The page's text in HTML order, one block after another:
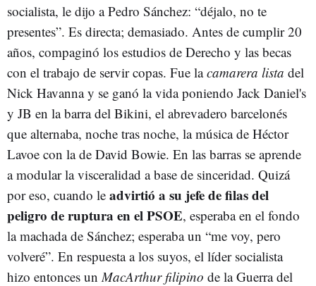
socialista, le dijo a Pedro Sánchez: “déjalo, no te
presentes”. Es directa; demasiado. Antes de cumplir 20
años, compaginó los estudios de Derecho y las becas
con el trabajo de servir copas. Fue lacamarera lista del
Nick Havanna y se ganó la vida poniendo Jack Daniel's
y JB en la barra del Bikini, el abrevadero barcelonés
que alternaba, noche tras noche, la música de Héctor
Lavoe con la de David Bowie. En las barras se aprende
a modular la visceralidad a base de sinceridad. Quizá
por eso, cuando le advirtió a su jefe de filas del
peligro de ruptura en el PSOE, esperaba en el fondo
la machada de Sánchez; esperaba un “me voy, pero
volveré”. En respuesta a los suyos, el líder socialista
hizo entonces unMacArthur filipino de la Guerra del